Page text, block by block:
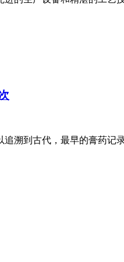
追溯到古代，最早的膏药记